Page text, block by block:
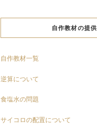
自作教材の提供
自作教材一覧
逆算について
食塩水の問題
サイコロの配置について